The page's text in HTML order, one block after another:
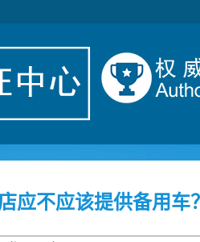
应不应该提供备用车？